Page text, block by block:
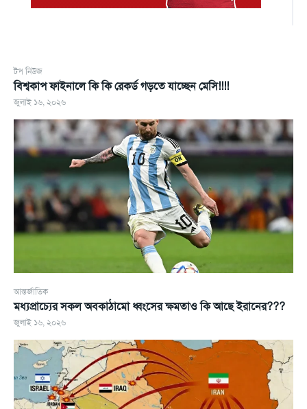
টপ নিউজ
বিশ্বকাপ ফাইনালে কি কি রেকর্ড গড়তে যাচ্ছেন মেসি!!!!
জুলাই ১৬, ২০২৬
আন্তর্জাতিক
মধ্যপ্রাচ্যের সকল অবকাঠামো ধ্বংসের ক্ষমতাও কি আছে ইরানের???
জুলাই ১৬, ২০২৬